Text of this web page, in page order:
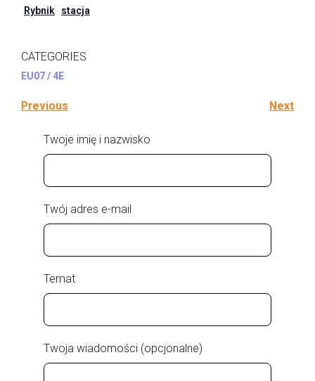
Rybnik
stacja
CATEGORIES
EU07 / 4E
Previous Next
Twoje imię i nazwisko
Twój adres e-mail
Temat
Twoja wiadomości (opcjonalne)